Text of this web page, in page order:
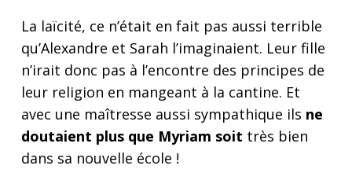
La laïcité, ce n’était en fait pas aussi terrible
qu’Alexandre et Sarah l’imaginaient. Leur fille
n’irait donc pas à l’encontre des principes de
leur religion en mangeant à la cantine. Et
avec une maîtresse aussi sympathique ils ne
doutaient plus que Myriam soit très bien
dans sa nouvelle école !